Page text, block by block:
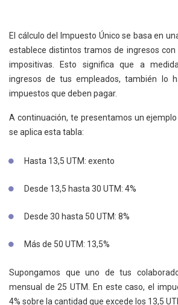
El cálculo del Impuesto Único se basa en
establece distintos tramos de ingresos
impositivas. Esto significa que a
ingresos de tus empleados, también lo
impuestos que deben pagar.
A continuación, te presentamos un
se aplica esta tabla:
Hasta 13,5 UTM: exento
Desde 13,5 hasta 30 UTM: 4%
Desde 30 hasta 50 UTM: 8%
Más de 50 UTM: 13,5%
Supongamos que uno de tus
mensual de 25 UTM. En este caso, el
4% sobre la cantidad que excede los 13,5